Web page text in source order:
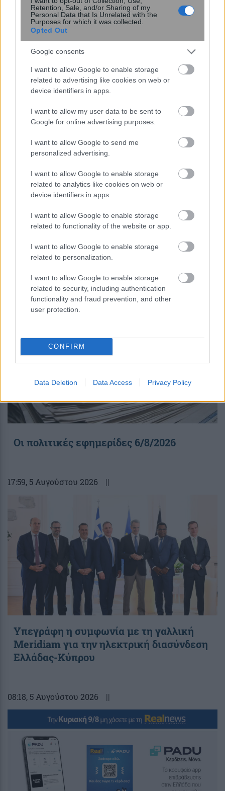
Retention, Sale, and/or Sharing of my
Personal Data that Is Unrelated with the
Purposes for which it was collected.
Opted Out
Google consents
I want to allow Google to enable storage
related to advertising like cookies on web or
device identifiers in apps.
I want to allow my user data to be sent to
Google for online advertising purposes.
I want to allow Google to send me
personalized advertising.
I want to allow Google to enable storage
related to analytics like cookies on web or
device identifiers in apps.
I want to allow Google to enable storage
related to functionality of the website or app.
I want to allow Google to enable storage
related to personalization.
I want to allow Google to enable storage
related to security, including authentication
functionality and fraud prevention, and other
user protection.
CONFIRM
Data Deletion Data Access Privacy Policy
πρόσβασης
αποκαλύπτει ότι ο Άρης είχε
περισσότερο νερό από όσο πιστεύαμε
περισσότερα
||
Οι πολιτικές εφημερίδες 6/8/2026
17:59, 5 Αυγούστου 2026 ||
Υπεγράφη η συμφωνία με τη γαλλική
Meridiam για την ηλεκτρική διασύνδεση
Ελλάδας-Κύπρου
08:18, 5 Αυγούστου 2026 ||